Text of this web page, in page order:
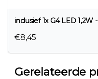
inclusief 1x G4 LED 1,2W
€8,45
Gerelateerde